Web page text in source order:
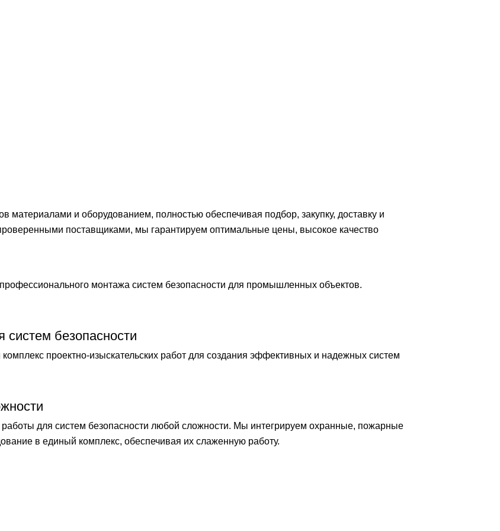
материалами и оборудованием, полностью обеспечивая подбор, закупку, доставку и
поставщиками, мы гарантируем оптимальные цены, высокое качество
монтажа систем безопасности для промышленных объектов.
систем безопасности
проектно-изыскательских работ для создания эффективных и надежных систем
для систем безопасности любой сложности. Мы интегрируем охранные, пожарные
в единый комплекс, обеспечивая их слаженную работу.